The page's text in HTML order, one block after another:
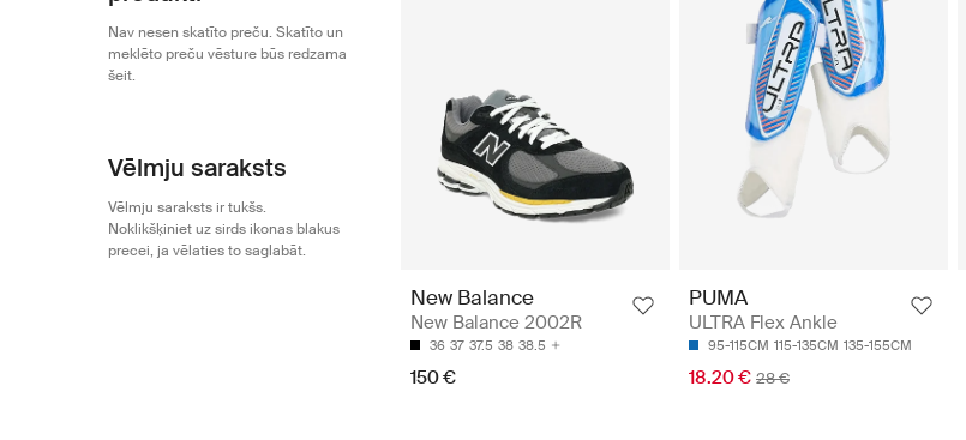
Nav nesen skatīto preču. Skatīto un
meklēto preču vēsture būs redzama
šeit.
Vēlmju saraksts
Vēlmju saraksts ir tukšs.
Noklikšķiniet uz sirds ikonas blakus
precei, ja vēlaties to saglabāt.
New Balance
New Balance 2002R
36 37 37.5 38 38.5
150 €
PUMA
ULTRA Flex Ankle
95-115CM 115-135CM 135-155CM
18.20 € 28 €